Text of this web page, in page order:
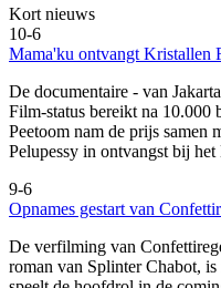
Kort nieuws
10-6
Mama'ku ontvangt Kristallen
De documentaire - van
Film-status bereikt na 10.000
Peetoom nam de prijs samen
Pelupessy in ontvangst bij
9-6
Opnames gestart van
De verfilming van
roman van Splinter Chabot,